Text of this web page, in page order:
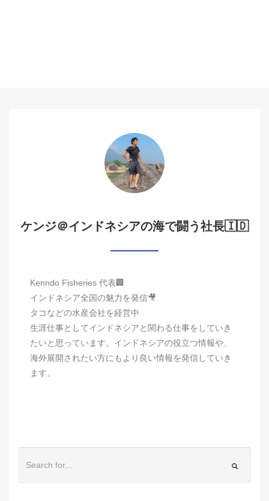
ケンジ＠インドネシアの海で闘う社長🇮🇩
Kenndo Fisheries 代表🏢
インドネシア全国の魅力を発信🎥
タコなどの水産会社を経営中
生涯仕事としてインドネシアと関わる仕事をしていき
たいと思っています。インドネシアの役立つ情報や、
海外展開されたい方にもより良い情報を発信していき
ます。